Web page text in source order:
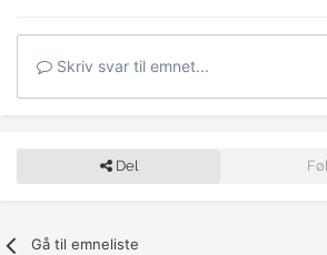
Skriv svar til emnet...
Del
Gå til emneliste